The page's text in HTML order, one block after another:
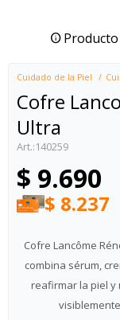
Cuidado de la Piel
Cofre
Ultra
140259
$ 9.690
$ 8.237
Cofre Lancôme
combina sérum,
reafirmar la piel y